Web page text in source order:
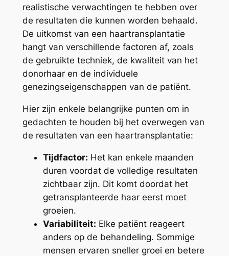
realistische verwachtingen te hebben over
de resultaten die kunnen worden behaald.
De uitkomst van een haartransplantatie
hangt van verschillende factoren af, zoals
de gebruikte techniek, de kwaliteit van het
donorhaar en de individuele
genezingseigenschappen van de patiënt.
Hier zijn enkele belangrijke punten om in
gedachten te houden bij het overwegen van
de resultaten van een haartransplantatie:
Tijdfactor: Het kan enkele maanden
duren voordat de volledige resultaten
zichtbaar zijn. Dit komt doordat het
getransplanteerde haar eerst moet
groeien.
Variabiliteit: Elke patiënt reageert
anders op de behandeling. Sommige
mensen ervaren sneller groei en betere